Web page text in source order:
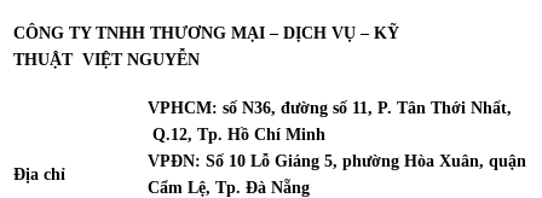
CÔNG TY TNHH THƯƠNG MẠI – DỊCH VỤ – KỸ
THUẬT VIỆT NGUYỄN
Địa chỉ
VPHCM: số N36, đường số 11, P. Tân Thới Nhất,
Q.12, Tp. Hồ Chí Minh
VPĐN: Số 10 Lỗ Giáng 5, phường Hòa Xuân, quận
Cẩm Lệ, Tp. Đà Nẵng